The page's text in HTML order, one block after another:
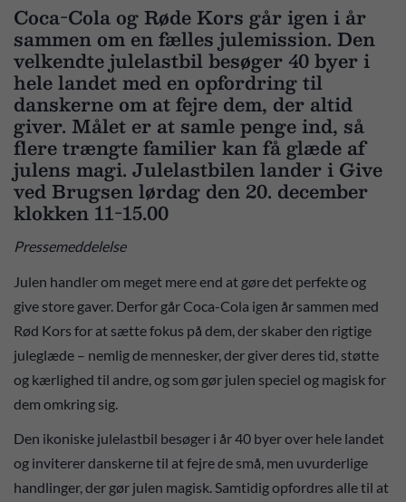
Coca-Cola og Røde Kors går igen i år
sammen om en fælles julemission. Den
velkendte julelastbil besøger 40 byer i
hele landet med en opfordring til
danskerne om at fejre dem, der altid
giver. Målet er at samle penge ind, så
flere trængte familier kan få glæde af
julens magi. Julelastbilen lander i Give
ved Brugsen lørdag den 20. december
klokken 11-15.00
Pressemeddelelse
Julen handler om meget mere end at gøre det perfekte og
give store gaver. Derfor går Coca-Cola igen år sammen med
Rød Kors for at sætte fokus på dem, der skaber den rigtige
juleglæde – nemlig de mennesker, der giver deres tid, støtte
og kærlighed til andre, og som gør julen speciel og magisk for
dem omkring sig.
Den ikoniske julelastbil besøger i år 40 byer over hele landet
og inviterer danskerne til at fejre de små, men uvurderlige
handlinger, der gør julen magisk. Samtidig opfordres alle til at